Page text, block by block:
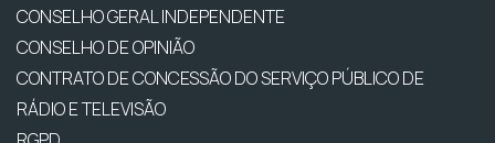
CONSELHO GERAL INDEPENDENTE
CONSELHO DE OPINIÃO
CONTRATO DE CONCESSÃO DO SERVIÇO PÚBLICO DE
RÁDIO E TELEVISÃO